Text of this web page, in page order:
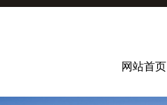
网站首页